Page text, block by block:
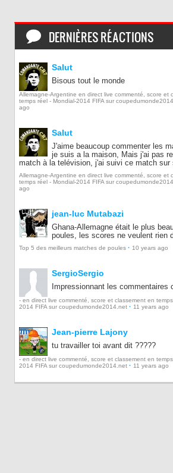
DERNIÈRES RÉACTIONS
Salut
Bisous tout le monde
Allemagne-Argentine en direct live commenté, score et
temps réel - Mondial-2014 FIFA sur
ago
Salut
J'aime beaucoup commenter les
je suis a la maison, Mais j'ai pas
match à la telévision, j'ai suivi ce match sur
Allemagne-Argentine en direct live commenté, score et
temps réel - Mondial-2014 FIFA sur
ago
jean-luc Mutabazi
Ghana-Allemagne était le plus
poules, les scores ne veulent rien
Top 5 des meilleurs matches de poules · 10 years ago
SergioSergio
Impressionnant les commentaires
- en direct live commenté, score et classement en
2014 FIFA sur coupedumonde2014.net · 11 years ago
Jean-pierre Lajony
tu travailler toi avant dit ?????
- en direct live commenté, score et classement en
2014 FIFA sur coupedumonde2014.net · 11 years ago